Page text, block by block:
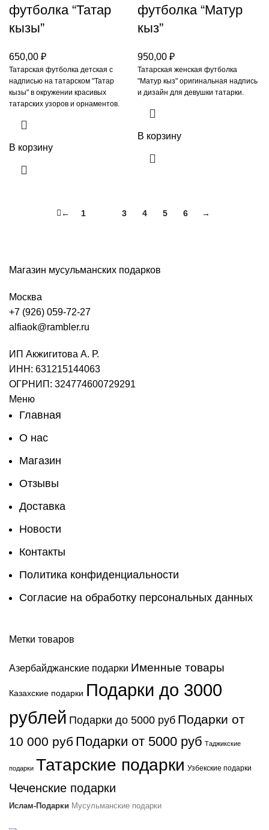
футболка “Татар
кызы”
650,00 ₽
Татарская футболка детская с
надписью на татарском "Татар
кызы" в окружении красивых
татарских узоров и орнаментов.
В корзину
футболка “Матур
кыз”
950,00 ₽
Татарская женская футболка
"Матур кыз" оригинальная надпись
и дизайн для девушки татарки.
В корзину
← 1 3 4 5 6 →
Магазин мусульманских подарков
Москва
+7 (926) 059-72-27
alfiaok@rambler.ru
ИП Акжигитова А. Р.
ИНН: 631215144063
ОГРНИП: 324774600729291
Меню
Главная
О нас
Магазин
Отзывы
Доставка
Новости
Контакты
Политика конфиденциальности
Согласие на обработку персональных данных
Метки товаров
Азербайджанские подарки Именные товары
Казахские подарки Подарки до 3000
рублей Подарки до 5000 руб Подарки от
10 000 руб Подарки от 5000 руб Таджикские
подарки Татарские подарки Узбекские подарки
Чеченские подарки
Ислам-Подарки Мусульманские подарки